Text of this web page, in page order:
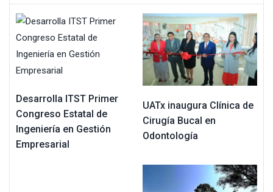
Desarrolla ITST Primer
Congreso Estatal de
Ingeniería en Gestión
Empresarial
UATx inaugura Clínica de
Cirugía Bucal en
Odontología